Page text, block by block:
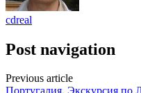
cdreal
Post navigation
Previous article